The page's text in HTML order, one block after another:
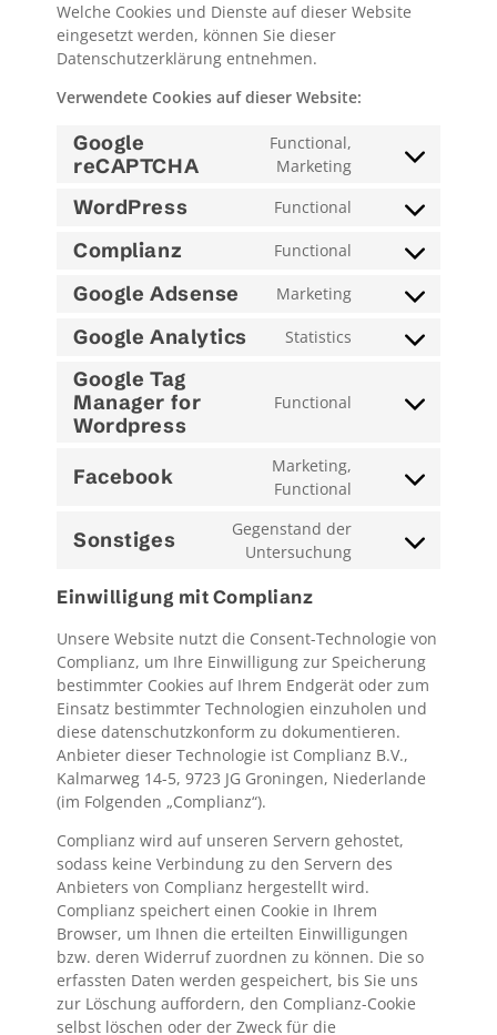
Welche Cookies und Dienste auf dieser Website
eingesetzt werden, können Sie dieser
Datenschutzerklärung entnehmen.
Verwendete Cookies auf dieser Website:
Google
reCAPTCHA
Functional,
Marketing
Consent
service
recaptcha
WordPress Functional
Consent
service
wordpress
Complianz Functional
Consent
service
complianz
Google Adsense Marketing
Consent
service
adsense
Google Analytics Statistics
Consent
service
google-
Google Tag
Manager for
Wordpress
Functional
Consent
google-
Facebook
Marketing,
Functional
Consent
service
Sonstiges
Gegenstand der
Untersuchung
Consent
Einwilligung mit Complianz
Unsere Website nutzt die Consent-Technologie von
Complianz, um Ihre Einwilligung zur Speicherung
bestimmter Cookies auf Ihrem Endgerät oder zum
Einsatz bestimmter Technologien einzuholen und
diese datenschutzkonform zu dokumentieren.
Anbieter dieser Technologie ist Complianz B.V.,
Kalmarweg 14-5, 9723 JG Groningen, Niederlande
(im Folgenden „Complianz“).
Complianz wird auf unseren Servern gehostet,
sodass keine Verbindung zu den Servern des
Anbieters von Complianz hergestellt wird.
Complianz speichert einen Cookie in Ihrem
Browser, um Ihnen die erteilten Einwilligungen
bzw. deren Widerruf zuordnen zu können. Die so
erfassten Daten werden gespeichert, bis Sie uns
zur Löschung auffordern, den Complianz-Cookie
selbst löschen oder der Zweck für die